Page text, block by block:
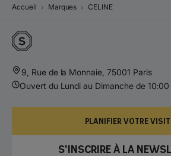
Accueil Marques CELINE
9, Rue de la Monnaie, 75001 Paris
Ouvert du Lundi au Dimanche de
PLANIFIER VOTRE
S'INSCRIRE À LA